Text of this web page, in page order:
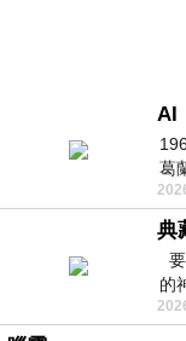
葛
典
的
驚